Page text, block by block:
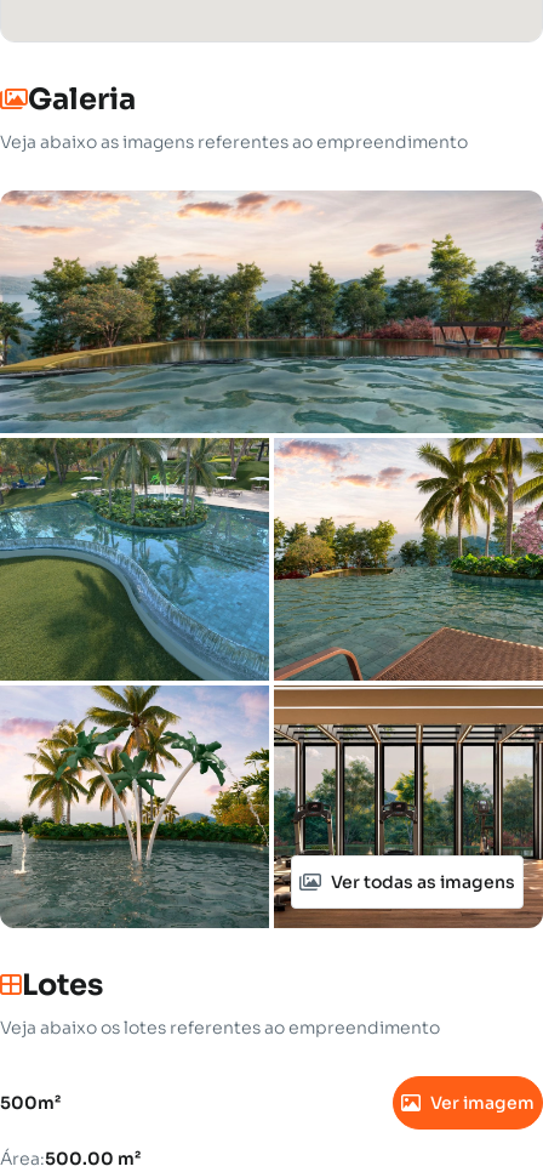
Galeria
Veja abaixo as imagens referentes ao empreendimento
Ver todas as imagens
Lotes
Veja abaixo os lotes referentes ao empreendimento
500m² Ver imagem
Área:500.00 m²